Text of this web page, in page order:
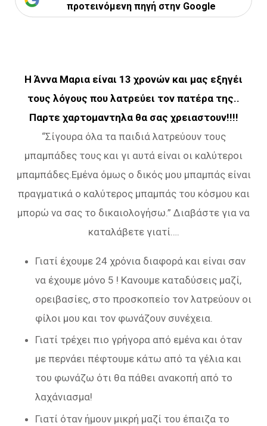
προτεινόμενη πηγή στην Google
Η Άννα Μαρια είναι 13 χρονών και μας εξηγέι
τους λόγους που λατρεύει τον πατέρα της..
Παρτε χαρτομαντηλα θα σας χρειαστουν!!!!
“Σίγουρα όλα τα παιδιά λατρεύουν τους
μπαμπάδες τους και γι αυτά είναι οι καλύτεροι
μπαμπάδες.Εμένα όμως ο δικός μου μπαμπάς είναι
πραγματικά ο καλύτερος μπαμπάς του κόσμου και
μπορώ να σας το δικαιολογήσω.” Διαβάστε για να
καταλάβετε γιατί….
Γιατί έχουμε 24 χρόνια διαφορά και είναι σαν
να έχουμε μόνο 5 ! Κανουμε καταδύσεις μαζί,
ορειβασίες, στο προσκοπείο τον λατρεύουν οι
φίλοι μου και τον φωνάζουν συνέχεια.
Γιατί τρέχει πιο γρήγορα από εμένα και όταν
με περνάει πέφτουμε κάτω από τα γέλια και
του φωνάζω ότι θα πάθει ανακοπή από το
λαχάνιασμα!
Γιατί όταν ήμουν μικρή μαζί του έπαιζα το